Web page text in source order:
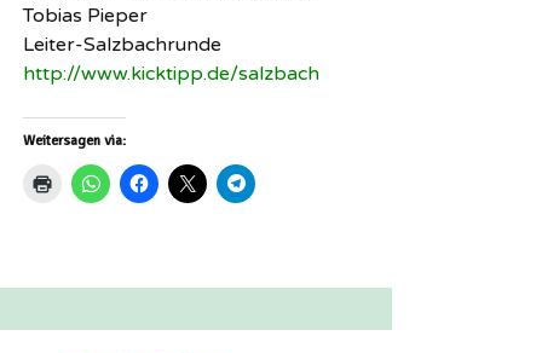
Tobias Pieper
Leiter-Salzbachrunde
http://www.kicktipp.de/salzbach
Weitersagen via: